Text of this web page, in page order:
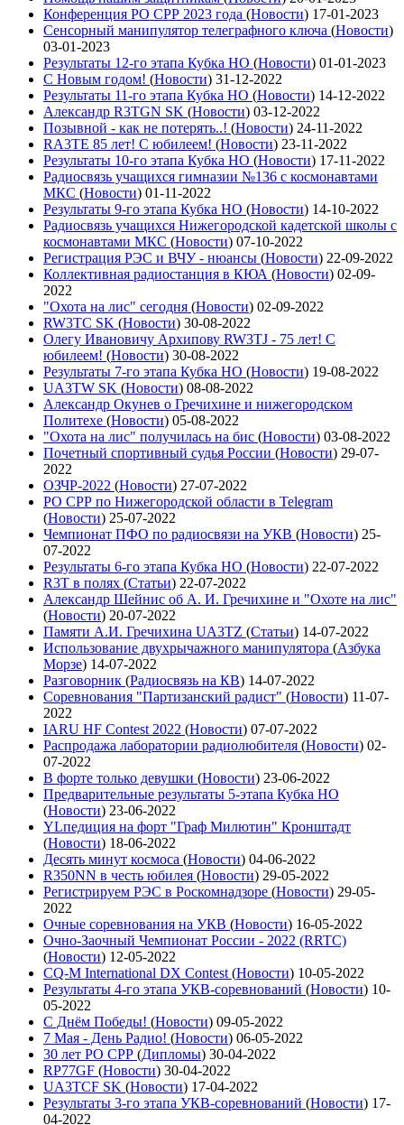
Конференция РО СРР 2023 года (Новости) 17-01-2023
Сенсорный манипулятор телеграфного ключа (Новости)
03-01-2023
Результаты 12-го этапа Кубка НО (Новости) 01-01-2023
С Новым годом! (Новости) 31-12-2022
Результаты 11-го этапа Кубка НО (Новости) 14-12-2022
Александр R3TGN SK (Новости) 03-12-2022
Позывной - как не потерять..! (Новости) 24-11-2022
RA3TE 85 лет! С юбилеем! (Новости) 23-11-2022
Результаты 10-го этапа Кубка НО (Новости) 17-11-2022
Радиосвязь учащихся гимназии №136 с космонавтами
МКС (Новости) 01-11-2022
Результаты 9-го этапа Кубка НО (Новости) 14-10-2022
Радиосвязь учащихся Нижегородской кадетской школы с
космонавтами МКС (Новости) 07-10-2022
Регистрация РЭС и ВЧУ - нюансы (Новости) 22-09-2022
Коллективная радиостанция в КЮА (Новости) 02-09-
2022
"Охота на лис" сегодня (Новости) 02-09-2022
RW3TC SK (Новости) 30-08-2022
Олегу Ивановичу Архипову RW3TJ - 75 лет! С
юбилеем! (Новости) 30-08-2022
Результаты 7-го этапа Кубка НО (Новости) 19-08-2022
UA3TW SK (Новости) 08-08-2022
Александр Окунев о Гречихине и нижегородском
Политехе (Новости) 05-08-2022
"Охота на лис" получилась на бис (Новости) 03-08-2022
Почетный спортивный судья России (Новости) 29-07-
2022
ОЗЧР-2022 (Новости) 27-07-2022
РО СРР по Нижегородской области в Telegram
(Новости) 25-07-2022
Чемпионат ПФО по радиосвязи на УКВ (Новости) 25-
07-2022
Результаты 6-го этапа Кубка НО (Новости) 22-07-2022
R3T в полях (Статьи) 22-07-2022
Александр Шейнис об А. И. Гречихине и "Охоте на лис"
(Новости) 20-07-2022
Памяти А.И. Гречихина UA3TZ (Статьи) 14-07-2022
Использование двухрычажного манипулятора (Азбука
Морзе) 14-07-2022
Разговорник (Радиосвязь на КВ) 14-07-2022
Соревнования "Партизанский радист" (Новости) 11-07-
2022
IARU HF Contest 2022 (Новости) 07-07-2022
Распродажа лаборатории радиолюбителя (Новости) 02-
07-2022
В форте только девушки (Новости) 23-06-2022
Предварительные результаты 5-этапа Кубка НО
(Новости) 23-06-2022
YLпедиция на форт "Граф Милютин" Кронштадт
(Новости) 18-06-2022
Десять минут космоса (Новости) 04-06-2022
R350NN в честь юбилея (Новости) 29-05-2022
Регистрируем РЭС в Роскомнадзоре (Новости) 29-05-
2022
Очные соревнования на УКВ (Новости) 16-05-2022
Очно-Заочный Чемпионат России - 2022 (RRTC)
(Новости) 12-05-2022
CQ-M International DX Contest (Новости) 10-05-2022
Результаты 4-го этапа УКВ-соревнований (Новости) 10-
05-2022
С Днём Победы! (Новости) 09-05-2022
7 Мая - День Радио! (Новости) 06-05-2022
30 лет РО СРР (Дипломы) 30-04-2022
RP77GF (Новости) 30-04-2022
UA3TCF SK (Новости) 17-04-2022
Результаты 3-го этапа УКВ-соревнований (Новости) 17-
04-2022